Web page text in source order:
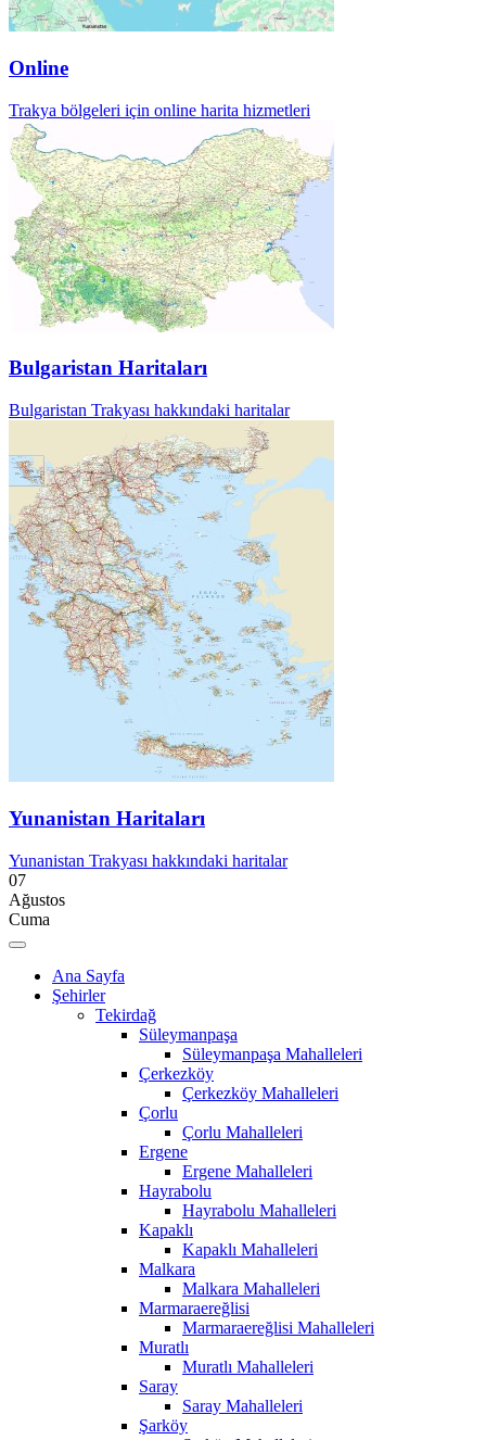
Online
Trakya bölgeleri için online harita hizmetleri
Bulgaristan Haritaları
Bulgaristan Trakyası hakkındaki haritalar
Yunanistan Haritaları
Yunanistan Trakyası hakkındaki haritalar
07
Ağustos
Cuma
Ana Sayfa
Şehirler
Tekirdağ
Süleymanpaşa
Süleymanpaşa Mahalleleri
Çerkezköy
Çerkezköy Mahalleleri
Çorlu
Çorlu Mahalleleri
Ergene
Ergene Mahalleleri
Hayrabolu
Hayrabolu Mahalleleri
Kapaklı
Kapaklı Mahalleleri
Malkara
Malkara Mahalleleri
Marmaraereğlisi
Marmaraereğlisi Mahalleleri
Muratlı
Muratlı Mahalleleri
Saray
Saray Mahalleleri
Şarköy